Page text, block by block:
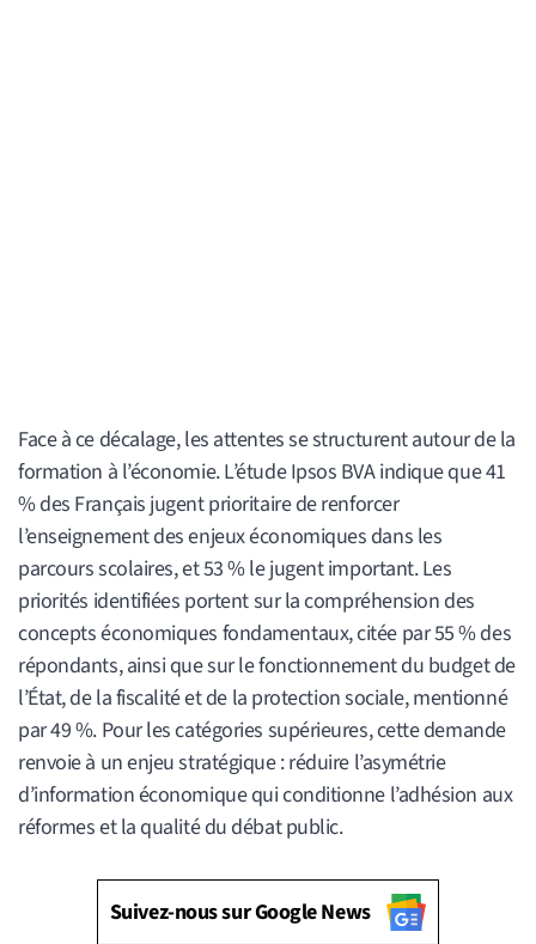
Face à ce décalage, les attentes se structurent autour de la
formation à l’économie. L’étude Ipsos BVA indique que 41
% des Français jugent prioritaire de renforcer
l’enseignement des enjeux économiques dans les
parcours scolaires, et 53 % le jugent important. Les
priorités identifiées portent sur la compréhension des
concepts économiques fondamentaux, citée par 55 % des
répondants, ainsi que sur le fonctionnement du budget de
l’État, de la fiscalité et de la protection sociale, mentionné
par 49 %. Pour les catégories supérieures, cette demande
renvoie à un enjeu stratégique : réduire l’asymétrie
d’information économique qui conditionne l’adhésion aux
réformes et la qualité du débat public.
Suivez-nous sur Google News